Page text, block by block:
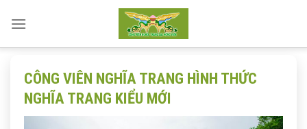
CÔNG VIÊN NGHĨA TRANG HÌNH THỨC
NGHĨA TRANG KIỂU MỚI